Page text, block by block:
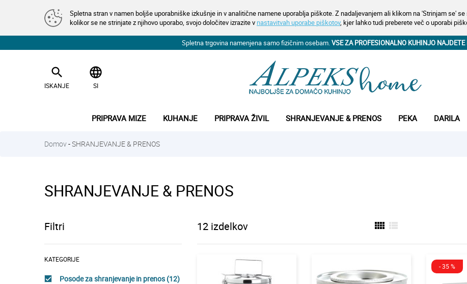
Spletna stran v namen boljše uporabniške izkušnje in v analitične namene uporablja piškote. Z nadaljevanjem ali klikom na 'Strinjam se'
kolikor se ne strinjate z njihovo uporabo, svojo določitev izrazite v nastavitvah uporabe piškotov, kjer lahko tudi preberete več o uporabi
Spletna trgovina namenjena samo fizičnim osebam.VSE ZA PROFESIONALNO KUHINJO NAJDETE
search
ISKANJE
language
SI
PRIPRAVA MIZE KUHANJE PRIPRAVA ŽIVIL SHRANJEVANJE & PRENOS PEKA DARILA
Domov-SHRANJEVANJE & PRENOS
SHRANJEVANJE & PRENOS
Filtri 12 izdelkov view_comfy view_list
KATEGORIJE
posode za shranjevanje in prenos (12)
- 35 %